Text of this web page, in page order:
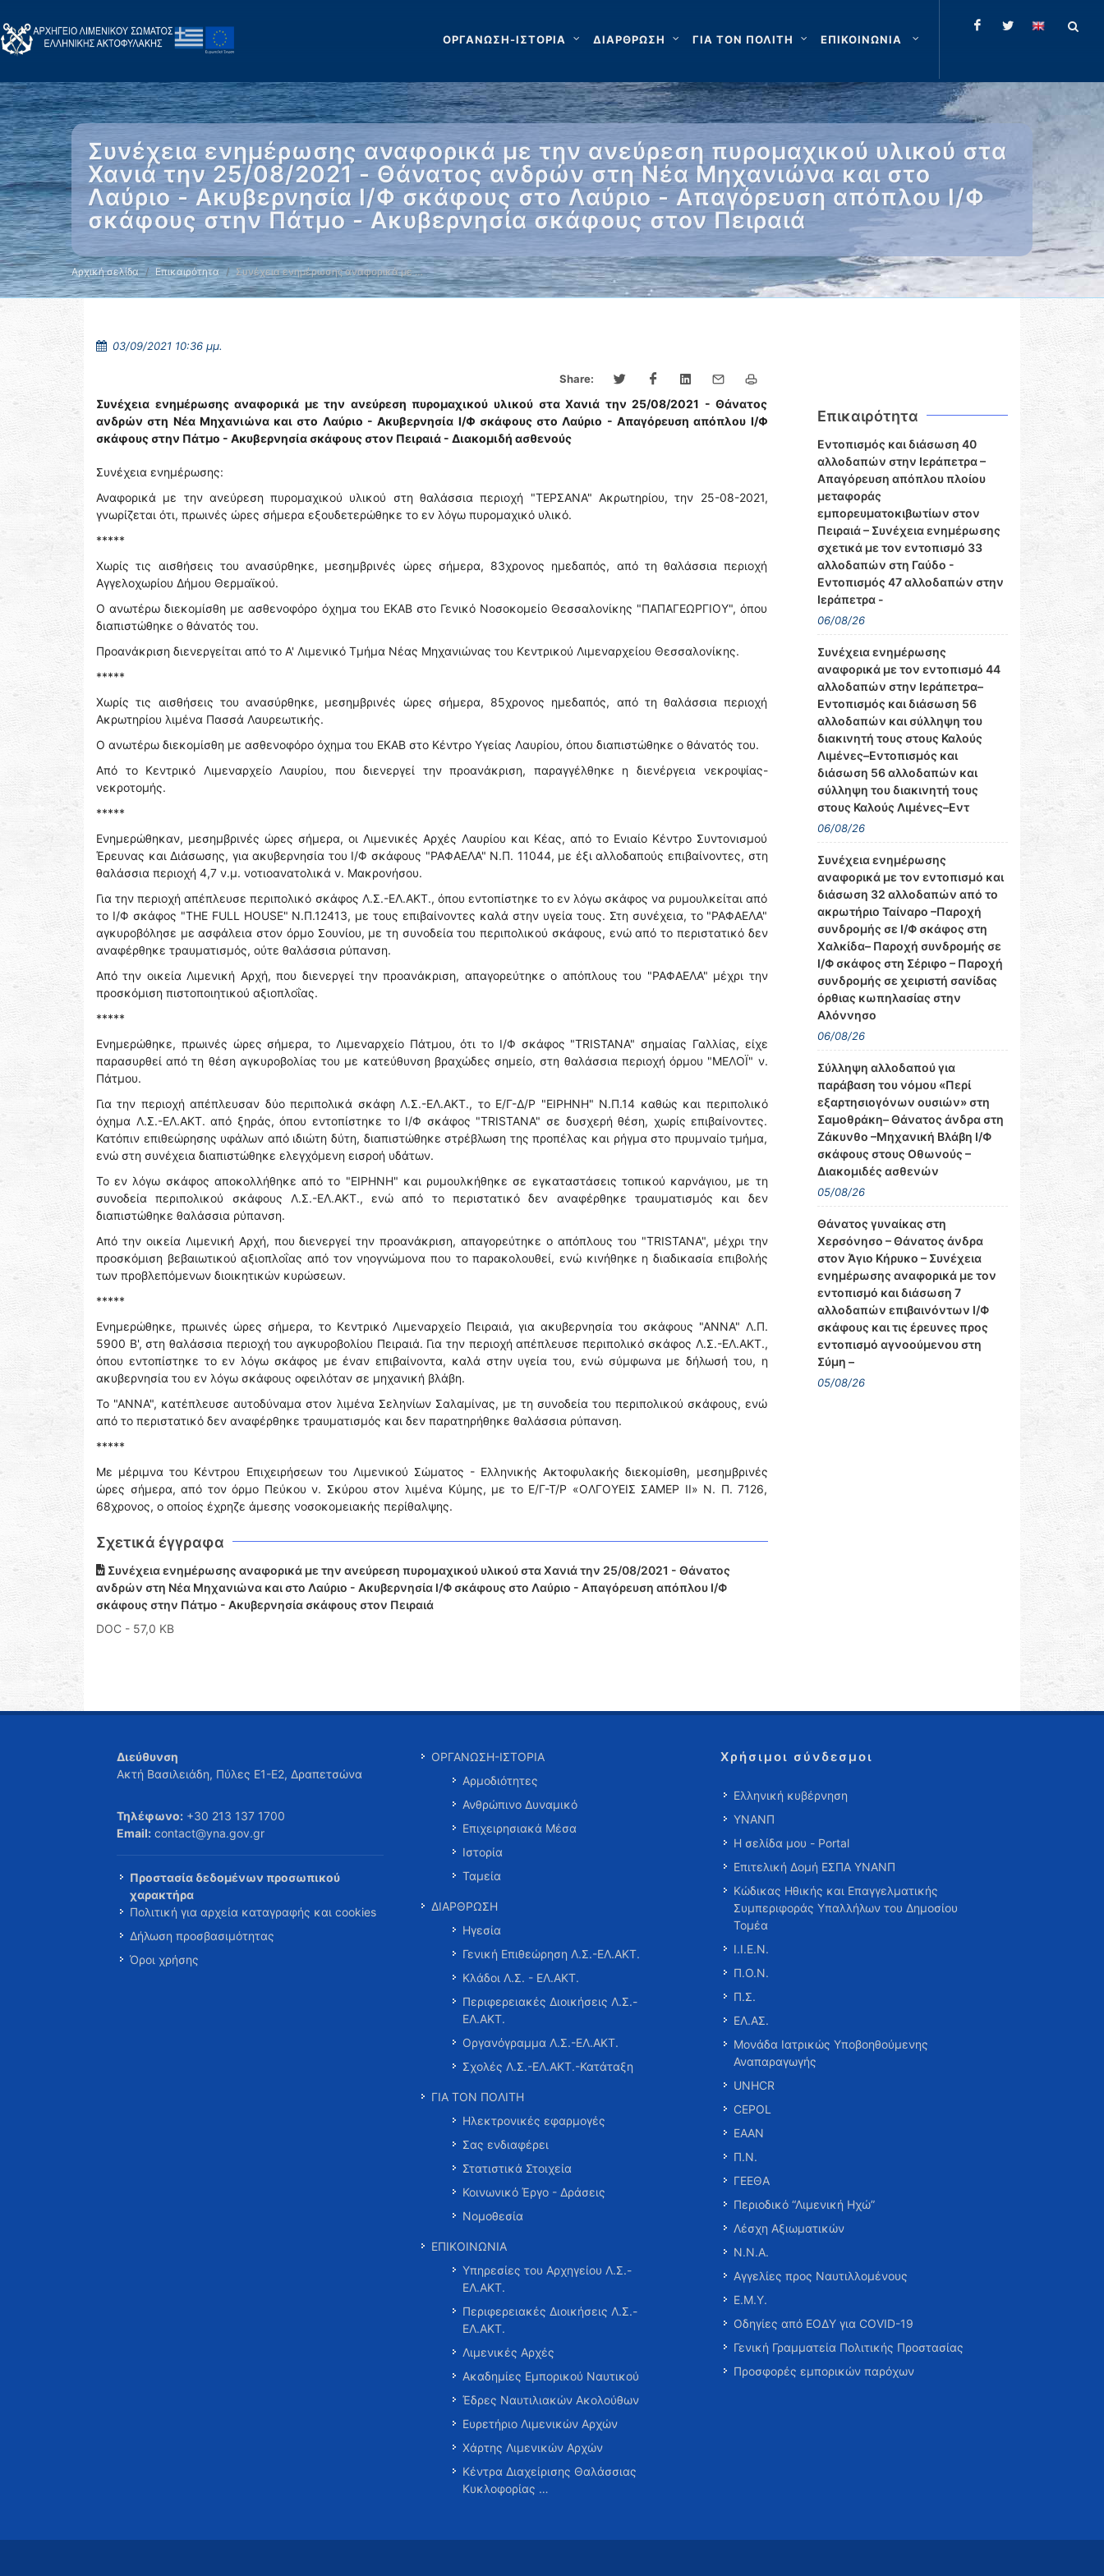
ΟΡΓΑΝΩΣΗ-ΙΣΤΟΡΙΑ ΔΙΑΡΘΡΩΣΗ ΓΙΑ ΤΟΝ ΠΟΛΙΤΗ ΕΠΙΚΟΙΝΩΝΙΑ
Συνέχεια ενημέρωσης αναφορικά με την ανεύρεση πυρομαχικού υλικού στα
Χανιά την 25/08/2021 - Θάνατος ανδρών στη Νέα Μηχανιώνα και στο
Λαύριο - Ακυβερνησία Ι/Φ σκάφους στο Λαύριο - Απαγόρευση απόπλου Ι/Φ
σκάφους στην Πάτμο - Ακυβερνησία σκάφους στον Πειραιά
Αρχική σελίδα Επικαιρότητα Συνέχεια ενημέρωσης αναφορικά με …
03/09/2021 10:36 μμ.
Share:
Συνέχεια ενημέρωσης αναφορικά με την ανεύρεση πυρομαχικού υλικού στα Χανιά την 25/08/2021 - Θάνατος
ανδρών στη Νέα Μηχανιώνα και στο Λαύριο - Ακυβερνησία Ι/Φ σκάφους στο Λαύριο - Απαγόρευση απόπλου Ι/Φ
σκάφους στην Πάτμο - Ακυβερνησία σκάφους στον Πειραιά - Διακομιδή ασθενούς
Συνέχεια ενημέρωσης:
Αναφορικά με την ανεύρεση πυρομαχικού υλικού στη θαλάσσια περιοχή "ΤΕΡΣΑΝΑ" Ακρωτηρίου, την 25-08-2021,
γνωρίζεται ότι, πρωινές ώρες σήμερα εξουδετερώθηκε το εν λόγω πυρομαχικό υλικό.
*****
Χωρίς τις αισθήσεις του ανασύρθηκε, μεσημβρινές ώρες σήμερα, 83χρονος ημεδαπός, από τη θαλάσσια περιοχή
Αγγελοχωρίου Δήμου Θερμαϊκού.
Ο ανωτέρω διεκομίσθη με ασθενοφόρο όχημα του ΕΚΑΒ στο Γενικό Νοσοκομείο Θεσσαλονίκης "ΠΑΠΑΓΕΩΡΓΙΟΥ", όπου
διαπιστώθηκε ο θάνατός του.
Προανάκριση διενεργείται από το Α' Λιμενικό Τμήμα Νέας Μηχανιώνας του Κεντρικού Λιμεναρχείου Θεσσαλονίκης.
*****
Χωρίς τις αισθήσεις του ανασύρθηκε, μεσημβρινές ώρες σήμερα, 85χρονος ημεδαπός, από τη θαλάσσια περιοχή
Ακρωτηρίου λιμένα Πασσά Λαυρεωτικής.
Ο ανωτέρω διεκομίσθη με ασθενοφόρο όχημα του ΕΚΑΒ στο Κέντρο Υγείας Λαυρίου, όπου διαπιστώθηκε ο θάνατός του.
Από το Κεντρικό Λιμεναρχείο Λαυρίου, που διενεργεί την προανάκριση, παραγγέλθηκε η διενέργεια νεκροψίας-
νεκροτομής.
*****
Ενημερώθηκαν, μεσημβρινές ώρες σήμερα, οι Λιμενικές Αρχές Λαυρίου και Κέας, από το Ενιαίο Κέντρο Συντονισμού
Έρευνας και Διάσωσης, για ακυβερνησία του Ι/Φ σκάφους "ΡΑΦΑΕΛΑ" Ν.Π. 11044, με έξι αλλοδαπούς επιβαίνοντες, στη
θαλάσσια περιοχή 4,7 ν.μ. νοτιοανατολικά ν. Μακρονήσου.
Για την περιοχή απέπλευσε περιπολικό σκάφος Λ.Σ.-ΕΛ.ΑΚΤ., όπου εντοπίστηκε το εν λόγω σκάφος να ρυμουλκείται από
το Ι/Φ σκάφος "THE FULL HOUSE" Ν.Π.12413, με τους επιβαίνοντες καλά στην υγεία τους. Στη συνέχεια, το "ΡΑΦΑΕΛΑ"
αγκυροβόλησε με ασφάλεια στον όρμο Σουνίου, με τη συνοδεία του περιπολικού σκάφους, ενώ από το περιστατικό δεν
αναφέρθηκε τραυματισμός, ούτε θαλάσσια ρύπανση.
Από την οικεία Λιμενική Αρχή, που διενεργεί την προανάκριση, απαγορεύτηκε ο απόπλους του "ΡΑΦΑΕΛΑ" μέχρι την
προσκόμιση πιστοποιητικού αξιοπλοΐας.
*****
Ενημερώθηκε, πρωινές ώρες σήμερα, το Λιμεναρχείο Πάτμου, ότι το Ι/Φ σκάφος "TRISTANA" σημαίας Γαλλίας, είχε
παρασυρθεί από τη θέση αγκυροβολίας του με κατεύθυνση βραχώδες σημείο, στη θαλάσσια περιοχή όρμου "ΜΕΛΟΪ" ν.
Πάτμου.
Για την περιοχή απέπλευσαν δύο περιπολικά σκάφη Λ.Σ.-ΕΛ.ΑΚΤ., το Ε/Γ-Δ/Ρ "ΕΙΡΗΝΗ" Ν.Π.14 καθώς και περιπολικό
όχημα Λ.Σ.-ΕΛ.ΑΚΤ. από ξηράς, όπου εντοπίστηκε το Ι/Φ σκάφος "TRISTANA" σε δυσχερή θέση, χωρίς επιβαίνοντες.
Κατόπιν επιθεώρησης υφάλων από ιδιώτη δύτη, διαπιστώθηκε στρέβλωση της προπέλας και ρήγμα στο πρυμναίο τμήμα,
ενώ στη συνέχεια διαπιστώθηκε ελεγχόμενη εισροή υδάτων.
Το εν λόγω σκάφος αποκολλήθηκε από το "ΕΙΡΗΝΗ" και ρυμουλκήθηκε σε εγκαταστάσεις τοπικού καρνάγιου, με τη
συνοδεία περιπολικού σκάφους Λ.Σ.-ΕΛ.ΑΚΤ., ενώ από το περιστατικό δεν αναφέρθηκε τραυματισμός και δεν
διαπιστώθηκε θαλάσσια ρύπανση.
Από την οικεία Λιμενική Αρχή, που διενεργεί την προανάκριση, απαγορεύτηκε ο απόπλους του "TRISTANA", μέχρι την
προσκόμιση βεβαιωτικού αξιοπλοΐας από τον νηογνώμονα που το παρακολουθεί, ενώ κινήθηκε η διαδικασία επιβολής
των προβλεπόμενων διοικητικών κυρώσεων.
*****
Ενημερώθηκε, πρωινές ώρες σήμερα, το Κεντρικό Λιμεναρχείο Πειραιά, για ακυβερνησία του σκάφους "ΑΝΝΑ" Λ.Π.
5900 Β', στη θαλάσσια περιοχή του αγκυροβολίου Πειραιά. Για την περιοχή απέπλευσε περιπολικό σκάφος Λ.Σ.-ΕΛ.ΑΚΤ.,
όπου εντοπίστηκε το εν λόγω σκάφος με έναν επιβαίνοντα, καλά στην υγεία του, ενώ σύμφωνα με δήλωσή του, η
ακυβερνησία του εν λόγω σκάφους οφειλόταν σε μηχανική βλάβη.
Το "ΑΝΝΑ", κατέπλευσε αυτοδύναμα στον λιμένα Σεληνίων Σαλαμίνας, με τη συνοδεία του περιπολικού σκάφους, ενώ
από το περιστατικό δεν αναφέρθηκε τραυματισμός και δεν παρατηρήθηκε θαλάσσια ρύπανση.
*****
Με μέριμνα του Κέντρου Επιχειρήσεων του Λιμενικού Σώματος - Ελληνικής Ακτοφυλακής διεκομίσθη, μεσημβρινές
ώρες σήμερα, από τον όρμο Πεύκου ν. Σκύρου στον λιμένα Κύμης, με το Ε/Γ-Τ/Ρ «ΟΛΓΟΥΕΙΣ ΣΑΜΕΡ ΙΙ» Ν. Π. 7126,
68χρονος, ο οποίος έχρηζε άμεσης νοσοκομειακής περίθαλψης.
Σχετικά έγγραφα
Συνέχεια ενημέρωσης αναφορικά με την ανεύρεση πυρομαχικού υλικού στα Χανιά την 25/08/2021 - Θάνατος
ανδρών στη Νέα Μηχανιώνα και στο Λαύριο - Ακυβερνησία Ι/Φ σκάφους στο Λαύριο - Απαγόρευση απόπλου Ι/Φ
σκάφους στην Πάτμο - Ακυβερνησία σκάφους στον Πειραιά
DOC - 57,0 KB
Επικαιρότητα
Εντοπισμός και διάσωση 40
αλλοδαπών στην Ιεράπετρα –
Απαγόρευση απόπλου πλοίου
μεταφοράς
εμπορευματοκιβωτίων στον
Πειραιά – Συνέχεια ενημέρωσης
σχετικά με τον εντοπισμό 33
αλλοδαπών στη Γαύδο -
Εντοπισμός 47 αλλοδαπών στην
Ιεράπετρα -
06/08/26
Συνέχεια ενημέρωσης
αναφορικά με τον εντοπισμό 44
αλλοδαπών στην Ιεράπετρα–
Εντοπισμός και διάσωση 56
αλλοδαπών και σύλληψη του
διακινητή τους στους Καλούς
Λιμένες–Εντοπισμός και
διάσωση 56 αλλοδαπών και
σύλληψη του διακινητή τους
στους Καλούς Λιμένες–Εντ
06/08/26
Συνέχεια ενημέρωσης
αναφορικά με τον εντοπισμό και
διάσωση 32 αλλοδαπών από το
ακρωτήριο Ταίναρο –Παροχή
συνδρομής σε Ι/Φ σκάφος στη
Χαλκίδα– Παροχή συνδρομής σε
Ι/Φ σκάφος στη Σέριφο – Παροχή
συνδρομής σε χειριστή σανίδας
όρθιας κωπηλασίας στην
Αλόννησο
06/08/26
Σύλληψη αλλοδαπού για
παράβαση του νόμου «Περί
εξαρτησιογόνων ουσιών» στη
Σαμοθράκη– Θάνατος άνδρα στη
Ζάκυνθο –Μηχανική Βλάβη Ι/Φ
σκάφους στους Οθωνούς –
Διακομιδές ασθενών
05/08/26
Θάνατος γυναίκας στη
Χερσόνησο – Θάνατος άνδρα
στον Άγιο Κήρυκο – Συνέχεια
ενημέρωσης αναφορικά με τον
εντοπισμό και διάσωση 7
αλλοδαπών επιβαινόντων Ι/Φ
σκάφους και τις έρευνες προς
εντοπισμό αγνοούμενου στη
Σύμη –
05/08/26
Διεύθυνση
Ακτή Βασιλειάδη, Πύλες Ε1-Ε2, Δραπετσώνα
Τηλέφωνο: +30 213 137 1700
Email: contact@yna.gov.gr
Προστασία δεδομένων προσωπικού
χαρακτήρα
Πολιτική για αρχεία καταγραφής και cookies
Δήλωση προσβασιμότητας
Όροι χρήσης
ΟΡΓΑΝΩΣΗ-ΙΣΤΟΡΙΑ
Αρμοδιότητες
Ανθρώπινο Δυναμικό
Επιχειρησιακά Μέσα
Ιστορία
Ταμεία
ΔΙΑΡΘΡΩΣΗ
Ηγεσία
Γενική Επιθεώρηση Λ.Σ.-ΕΛ.ΑΚΤ.
Κλάδοι Λ.Σ. - ΕΛ.ΑΚΤ.
Περιφερειακές Διοικήσεις Λ.Σ.-
ΕΛ.ΑΚΤ.
Οργανόγραμμα Λ.Σ.-ΕΛ.ΑΚΤ.
Σχολές Λ.Σ.-ΕΛ.ΑΚΤ.-Κατάταξη
ΓΙΑ ΤΟΝ ΠΟΛΙΤΗ
Ηλεκτρονικές εφαρμογές
Σας ενδιαφέρει
Στατιστικά Στοιχεία
Κοινωνικό Έργο - Δράσεις
Νομοθεσία
ΕΠΙΚΟΙΝΩΝΙΑ
Υπηρεσίες του Αρχηγείου Λ.Σ.-
ΕΛ.ΑΚΤ.
Περιφερειακές Διοικήσεις Λ.Σ.-
ΕΛ.ΑΚΤ.
Λιμενικές Αρχές
Ακαδημίες Εμπορικού Ναυτικού
Έδρες Ναυτιλιακών Ακολούθων
Ευρετήριο Λιμενικών Αρχών
Χάρτης Λιμενικών Αρχών
Κέντρα Διαχείρισης Θαλάσσιας
Κυκλοφορίας …
Χρήσιμοι σύνδεσμοι
Ελληνική κυβέρνηση
ΥΝΑΝΠ
Η σελίδα μου - Portal
Επιτελική Δομή ΕΣΠΑ ΥΝΑΝΠ
Κώδικας Ηθικής και Επαγγελματικής
Συμπεριφοράς Υπαλλήλων του Δημοσίου
Τομέα
Ι.Ι.Ε.Ν.
Π.Ο.Ν.
Π.Σ.
ΕΛ.ΑΣ.
Μονάδα Ιατρικώς Υποβοηθούμενης
Αναπαραγωγής
UNHCR
CEPOL
ΕΑΑΝ
Π.Ν.
ΓΕΕΘΑ
Περιοδικό “Λιμενική Ηχώ”
Λέσχη Αξιωματικών
Ν.Ν.Α.
Αγγελίες προς Ναυτιλλομένους
Ε.Μ.Υ.
Οδηγίες από ΕΟΔΥ για COVID-19
Γενική Γραμματεία Πολιτικής Προστασίας
Προσφορές εμπορικών παρόχων